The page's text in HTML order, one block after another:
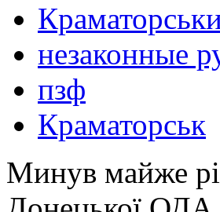
незаконные
пзф
Краматорськ
Минув майже